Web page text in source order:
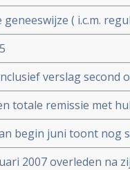
( i.c.m.
verslag second
totale remissie met
bereikt. Bij laatste
begin juni toont nog
geslaagd.
2007 overleden na